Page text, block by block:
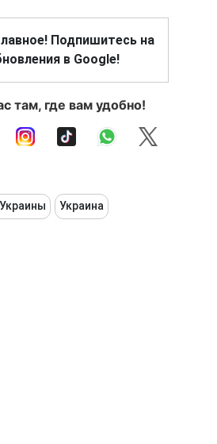
Подпишитесь на
в Google!
там, где вам удобно!
Украина